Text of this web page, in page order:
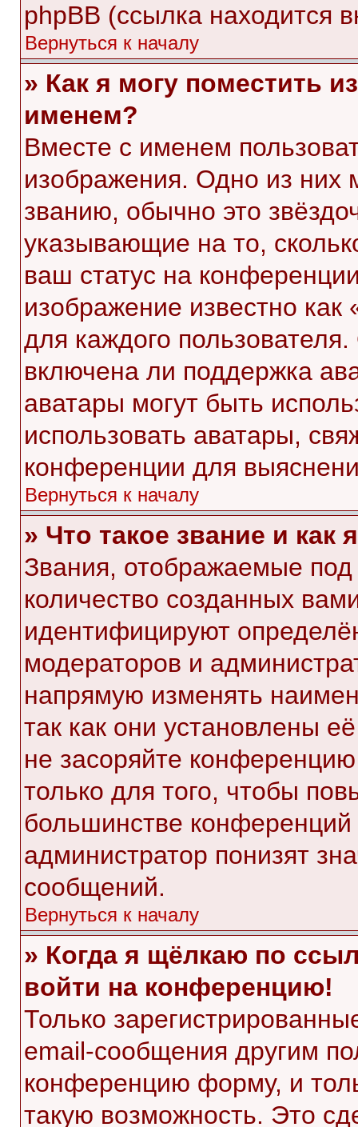
phpBB (ссылка находится
Вернуться к началу
» Как я могу поместить
именем?
Вместе с именем
изображения. Одно из них
званию, обычно это
указывающие на то,
ваш статус на
изображение известно
для каждого
включена ли поддержка
аватары могут быть
использовать аватары,
конференции для
Вернуться к началу
» Что такое звание и как
Звания, отображаемые
количество созданных
идентифицируют
модераторов и
напрямую изменять
так как они установлены
не засоряйте
только для того, чтобы
большинстве
администратор понизят
сообщений.
Вернуться к началу
» Когда я щёлкаю по
войти на конференцию!
Только
email-сообщения другим
конференцию форму, и
такую возможность. Это